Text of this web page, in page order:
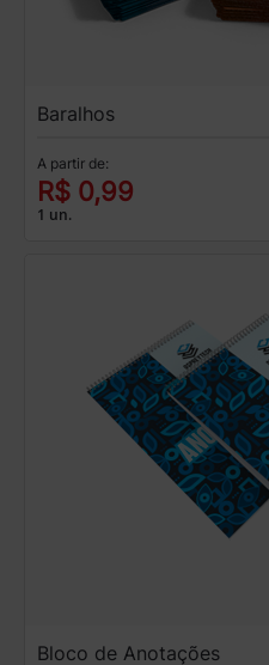
Baralhos
A partir de:
R$ 0,99
1 un.
Bloco de Anotações